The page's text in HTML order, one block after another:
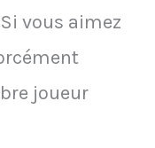
vous aimez
joueur